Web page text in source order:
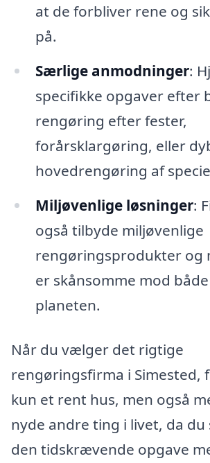
at de forbliver rene og
på.
Særlige anmodninger:
specifikke opgaver efter
rengøring efter fester,
forårsklargøring, eller
hovedrengøring af
Miljøvenlige løsninger:
også tilbyde miljøvenlige
rengøringsprodukter og
er skånsomme mod
planeten.
Når du vælger det rigtige
rengøringsfirma i Simested,
kun et rent hus, men også
nyde andre ting i livet, da
den tidskrævende opgave